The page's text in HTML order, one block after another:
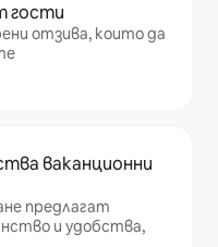
гости
отзива, които да
ваканционни
предлагат
и удобства,